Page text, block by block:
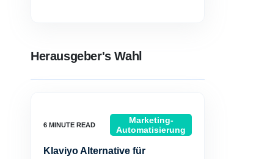
Herausgeber's Wahl
Marketing-
Automatisierung
Klaviyo Alternative für